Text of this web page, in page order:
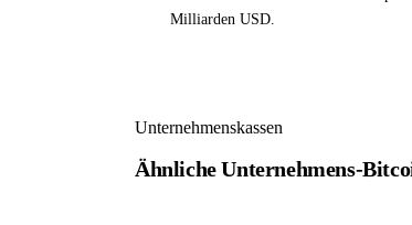
Milliarden USD.
Unternehmenskassen
Ähnliche Unternehmens-